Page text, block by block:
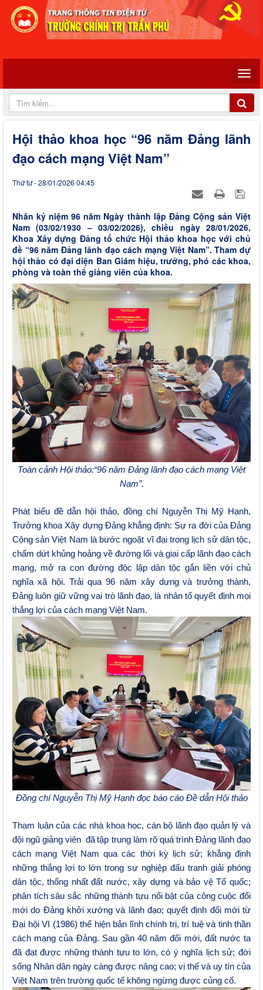
Hội thảo khoa học “96 năm Đảng lãnh
đạo cách mạng Việt Nam”
Thứ tư - 28/01/2026 04:45
Nhân kỷ niệm 96 năm Ngày thành lập Đảng Cộng sản Việt
Nam (03/02/1930 – 03/02/2026), chiều ngày 28/01/2026,
Khoa Xây dựng Đảng tổ chức Hội thảo khoa học với chủ
đề “96 năm Đảng lãnh đạo cách mạng Việt Nam”. Tham dự
hội thảo có đại diện Ban Giám hiệu, trưởng, phó các khoa,
phòng và toàn thể giảng viên của khoa.
Toàn cảnh Hội thảo:“96 năm Đảng lãnh đạo cách mạng Việt
Nam”.
Phát biểu đề dẫn hội thảo, đồng chí Nguyễn Thị Mỹ Hạnh,
Trưởng khoa Xây dựng Đảng khẳng định: Sự ra đời của Đảng
Cộng sản Việt Nam là bước ngoặt vĩ đại trong lịch sử dân tộc,
chấm dứt khủng hoảng về đường lối và giai cấp lãnh đạo cách
mạng, mở ra con đường độc lập dân tộc gắn liền với chủ
nghĩa xã hội. Trải qua 96 năm xây dựng và trưởng thành,
Đảng luôn giữ vững vai trò lãnh đạo, là nhân tố quyết định mọi
thắng lợi của cách mạng Việt Nam.
Đồngchí Nguyễn Thị Mỹ Hạnh đọc báo cáo Đề dẫn Hội thảo
Tham luận của các nhà khoa học, cán bộ lãnh đạo quản lý và
đội ngũgiảng viên đã tập trung làm rõ quá trình Đảng lãnh đạo
cách mạng Việt Nam qua các thời kỳ lịch sử; khẳng định
những thắng lợi to lớn trong sự nghiệp đấu tranh giải phóng
dân tộc, thống nhất đất nước, xây dựng và bảo vệ Tổ quốc;
phân tích sâu sắc những thành tựu nổi bật của công cuộc đổi
mới do Đảng khởi xướng và lãnh đạo; quyết định đổi mới từ
Đại hội VI (1986) thể hiện bản lĩnh chính trị, trí tuệ và tinh thần
cách mạng của Đảng. Sau gần 40 năm đổi mới, đất nước ta
đã đạt được những thành tựu to lớn, có ý nghĩa lịch sử; đời
sống Nhân dân ngày càng được nâng cao; vị thế và uy tín của
Việt Nam trên trường quốc tế không ngừng được củng cố.